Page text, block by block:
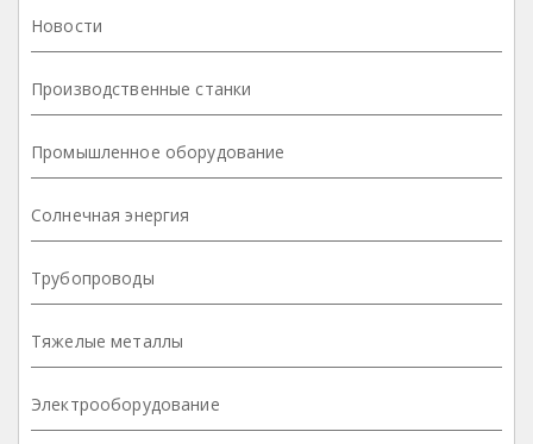
Новости
Производственные станки
Промышленное оборудование
Солнечная энергия
Трубопроводы
Тяжелые металлы
Электрооборудование